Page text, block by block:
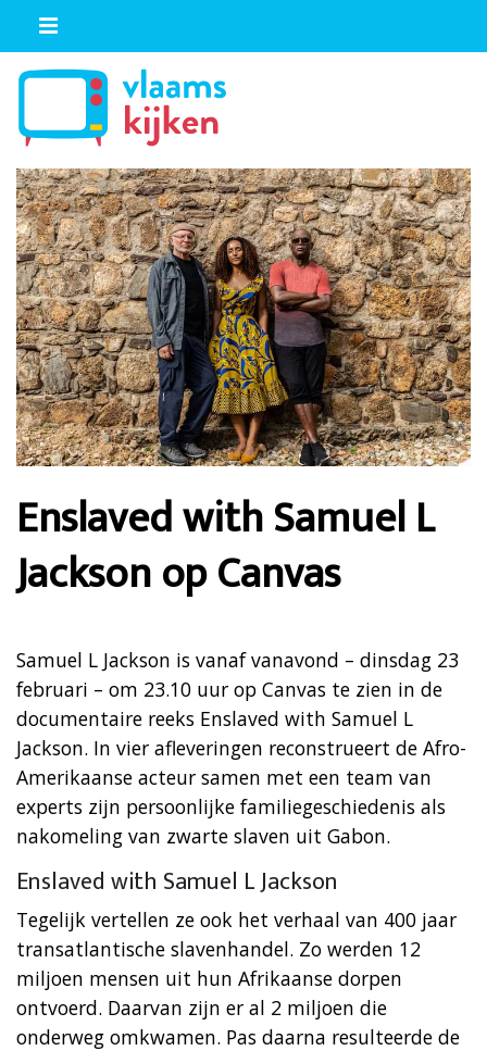
Enslaved with Samuel L
Jackson op Canvas
Samuel L Jackson is vanaf vanavond – dinsdag 23
februari – om 23.10 uur op Canvas te zien in de
documentaire reeks Enslaved with Samuel L
Jackson. In vier afleveringen reconstrueert de Afro-
Amerikaanse acteur samen met een team van
experts zijn persoonlijke familiegeschiedenis als
nakomeling van zwarte slaven uit Gabon.
Enslaved with Samuel L Jackson
Tegelijk vertellen ze ook het verhaal van 400 jaar
transatlantische slavenhandel. Zo werden 12
miljoen mensen uit hun Afrikaanse dorpen
ontvoerd. Daarvan zijn er al 2 miljoen die
onderweg omkwamen. Pas daarna resulteerde de